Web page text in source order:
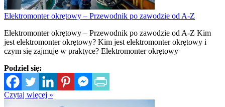
Elektromonter okrętowy – Przewodnik po zawodzie od A-Z
Elektromonter okrętowy – Przewodnik po zawodzie od A-Z Kim
jest elektromonter okrętowy? Kim jest elektromonter okrętowy i
czym się zajmuje w praktyce? Elektromonter okrętowy
Podziel się:
Czytaj więcej »